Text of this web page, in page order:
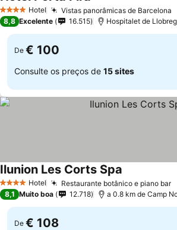
4 EstrelasHotel Vistas panorâmicas de Barcelona
8,8 Excelente 16.515 Hospitalet de
De € 100
Consulte os preços de 15 sites
4 EstrelasHotel Restaurante botânico e piano bar
Ilunion Les Corts Spa
8,1 Muito boa 12.718 a 0.8 km de Camp
De € 108